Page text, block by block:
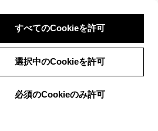
すべてのCookieを許可
選択中のCookieを許可
必須のCookieのみ許可
ログイン 検索 メニュー
ご購入相談